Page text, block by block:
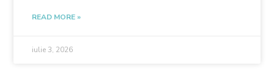
READ MORE »
iulie 3, 2026